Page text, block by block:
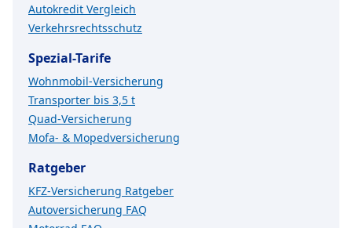
Autokredit Vergleich
Verkehrsrechtsschutz
Spezial-Tarife
Wohnmobil-Versicherung
Transporter bis 3,5 t
Quad-Versicherung
Mofa- & Mopedversicherung
Ratgeber
KFZ-Versicherung Ratgeber
Autoversicherung FAQ